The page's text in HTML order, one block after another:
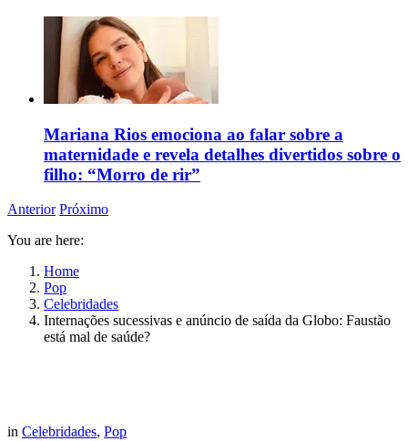
Mariana Rios emociona ao falar sobre a
maternidade e revela detalhes divertidos sobre o
filho: “Morro de rir”
Anterior Próximo
You are here:
Home
Pop
Celebridades
Internações sucessivas e anúncio de saída da Globo: Faustão
está mal de saúde?
in Celebridades, Pop